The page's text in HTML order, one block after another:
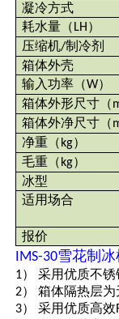
凝冷方式
耗水量 （ LH ）
压缩机/制冷剂
箱体外壳
输入功率 （W）
箱体外形尺寸 （
箱体外净尺寸 （
净重 （ kg）
毛重 （ kg）
冰型
适用场合
报价
IMS-30雪花制冰
1） 采用优质不
2） 箱体隔热层
3） 采用优质高效